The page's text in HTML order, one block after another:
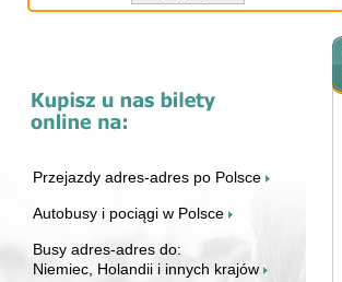
Przejazdy adres-adres po Polsce
Autobusy i pociągi w Polsce
Busy adres-adres do:
Niemiec, Holandii i innych krajów